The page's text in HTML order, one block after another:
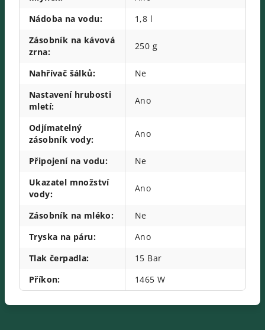
Nádoba na vodu:
1,8 l
Zásobník na kávová
zrna:
250 g
Nahřívač šálků:
Ne
Nastavení hrubosti
mletí:
Ano
Odjímatelný
zásobník vody:
Ano
Připojení na vodu:
Ne
Ukazatel množství
vody:
Ano
Zásobník na mléko:
Ne
Tryska na páru:
Ano
Tlak čerpadla:
15 Bar
Příkon: 1465 W